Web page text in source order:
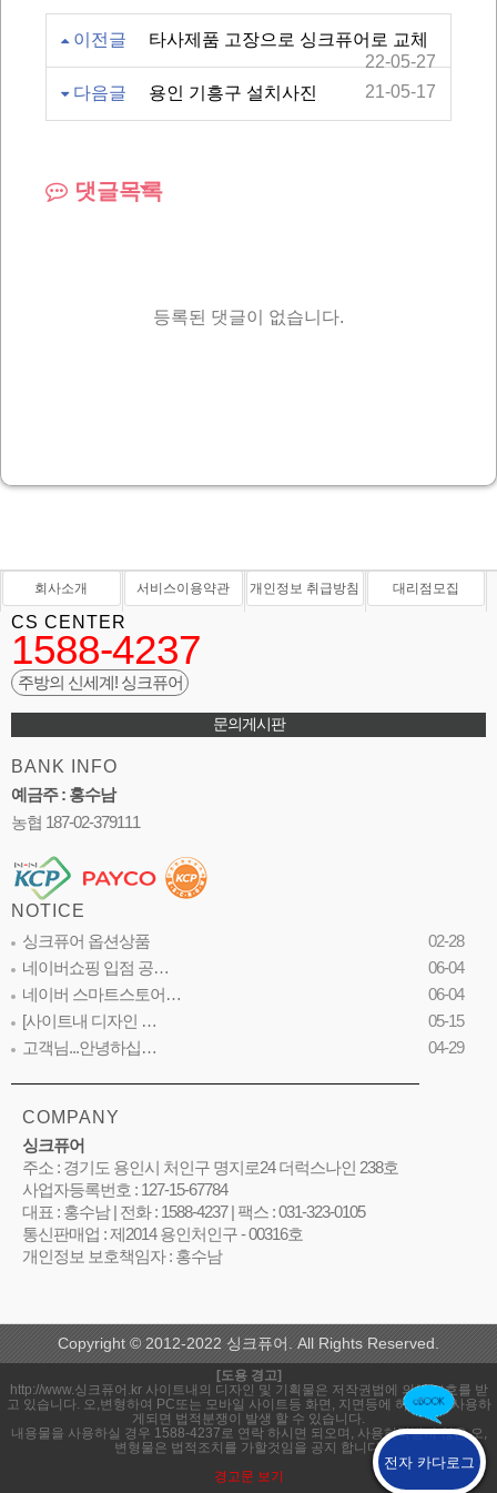
이전글
타사제품 고장으로 싱크퓨어로 교체
22-05-27
다음글
용인 기흥구 설치사진 21-05-17
댓글목록
등록된 댓글이 없습니다.
회사소개 서비스이용약관 개인정보 취급방침 대리점모집
전자 카다로그
CS CENTER
1588-4237
주방의 신세계! 싱크퓨어
문의게시판
BANK INFO
예금주 : 홍수남
농협 187-02-379111
NOTICE
싱크퓨어 옵션상품
02-28
네이버쇼핑 입점 공…
06-04
네이버 스마트스토어…
06-04
[사이트내 디자인 …
05-15
고객님...안녕하십…
04-29
COMPANY
싱크퓨어
주소 : 경기도 용인시 처인구 명지로24 더럭스나인 238호
사업자등록번호 : 127-15-67784
대표 : 홍수남 | 전화 : 1588-4237 | 팩스 : 031-323-0105
통신판매업 : 제2014 용인처인구 - 00316호
개인정보 보호책임자 : 홍수남
Copyright © 2012-2022 싱크퓨어. All Rights Reserved.
[도용 경고]
http://www.싱크퓨어.kr 사이트내의 디자인 및 기획물은 저작권법에 의해 보호를 받
고 있습니다. 오,변형하여 PC또는 모바일 사이트등 화면, 지면등에 허락없이 사용하
게되면 법적분쟁이 발생 할 수 있습니다.
내용물을 사용하실 경우 1588-4237로 연락 하시면 되오며, 사용허락받지 않은 오,
변형물은 법적조치를 가할것임을 공지 합니다.
경고문 보기